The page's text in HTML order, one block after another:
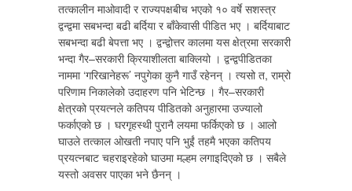
तत्कालीन माओवादी र राज्यपक्षबीच भएको १० वर्षे सशस्त्र
द्वन्द्वमा सबभन्दा बढी बर्दिया र बाँकेवासी पीडित भए । बर्दियाबाट
सबभन्दा बढी बेपत्ता भए । द्वन्द्वोत्तर कालमा यस क्षेत्रमा सरकारी
भन्दा गैर–सरकारी क्रियाशीलता बाक्लियो । द्वन्द्वपीडितका
नाममा ‘गरिखानेहरू’ नपुगेका कुनै गाउँ रहेनन् । त्यसो त, राम्रो
परिणाम निकालेको उदाहरण पनि भेटिन्छ । गैर–सरकारी
क्षेत्रको प्रयत्नले कतिपय पीडितको अनुहारमा उज्यालो
फर्काएको छ । घरगृहस्थी पुरानै लयमा फर्किएको छ । आलो
घाउले तत्काल ओखती नपाए पनि भुईं तहमै भएका कतिपय
प्रयत्नबाट चहराइरहेको घाउमा मल्हम लगाइदिएको छ । सबैले
यस्तो अवसर पाएका भने छैनन् ।